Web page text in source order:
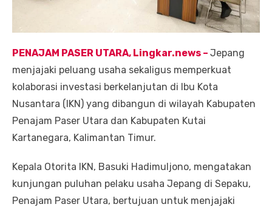
PENAJAM PASER UTARA, Lingkar.news – Jepang
menjajaki peluang usaha sekaligus memperkuat
kolaborasi investasi berkelanjutan di Ibu Kota
Nusantara (IKN) yang dibangun di wilayah Kabupaten
Penajam Paser Utara dan Kabupaten Kutai
Kartanegara, Kalimantan Timur.
Kepala Otorita IKN, Basuki Hadimuljono, mengatakan
kunjungan puluhan pelaku usaha Jepang di Sepaku,
Penajam Paser Utara, bertujuan untuk menjajaki